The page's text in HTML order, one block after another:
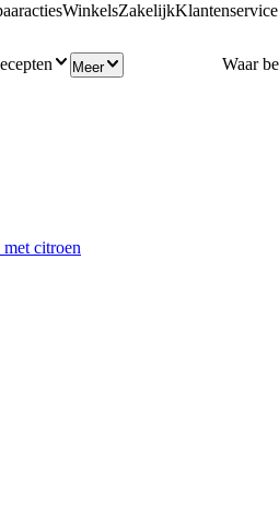
WinkelsZakelijkKlantenservice
Meer
citroen